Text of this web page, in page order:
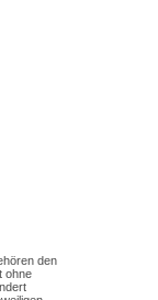
den
ohne